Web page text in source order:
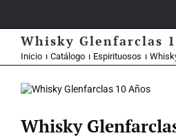
Whisky Glenfarclas
Inicio Catálogo Espirituosos
Whisky